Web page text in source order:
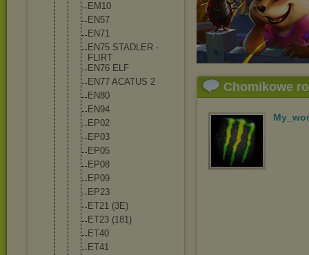
EM10
EN57
EN71
EN75 STADLER -
FLIRT
EN76 ELF
EN77 ACATUS 2
EN80
EN94
EP02
EP03
EP05
EP08
EP09
EP23
ET21 (3E)
ET23 (181)
ET40
ET41
Chomikowe